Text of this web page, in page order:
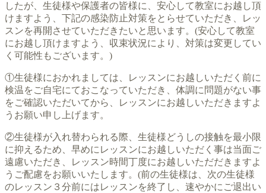
したが、生徒様や保護者の皆様に、安心して教室にお越し頂
けますよう、下記の感染防止対策をとらせていただき、レッ
スンを再開させていただきたいと思います。(安心して教室
にお越し頂けますよう、収束状況により、対策は変更してい
く可能性もございます。)
①生徒様におかれましては、レッスンにお越しいただく前に
検温をご自宅にておこなっていただき、体調に問題がない事
をご確認いただいてから、レッスンにお越しいただきますよ
うお願い申し上げます。
②生徒様が入れ替わられる際、生徒様どうしの接触を最小限
に抑えるため、早めにレッスンにお越しいただく事は当面ご
遠慮いただき、レッスン時間丁度にお越しいただだきますよ
うご配慮をお願いいたします。(前の生徒様は、次の生徒様
のレッスン３分前にはレッスンを終了し、速やかにご退出い